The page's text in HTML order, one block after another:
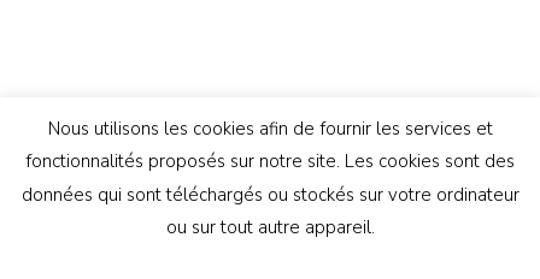
Nous utilisons les cookies afin de fournir les services et
fonctionnalités proposés sur notre site. Les cookies sont des
données qui sont téléchargés ou stockés sur votre ordinateur
ou sur tout autre appareil.